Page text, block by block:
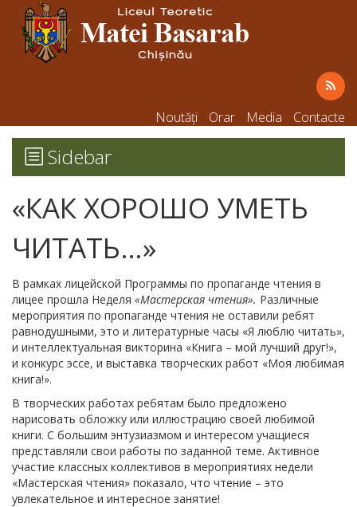
Noutăți Orar Media Contacte
Sidebar
«КАК ХОРОШО УМЕТЬ
ЧИТАТЬ…»
В рамках лицейской Программы по пропаганде чтения в
лицее прошла Неделя «Мастерская чтения». Различные
мероприятия по пропаганде чтения не оставили ребят
равнодушными, это и литературные часы «Я люблю читать»,
и интеллектуальная викторина «Книга – мой лучший друг!»,
и конкурс эссе, и выставка творческих работ «Моя любимая
книга!».
В творческих работах ребятам было предложено
нарисовать обложку или иллюстрацию своей любимой
книги. С большим энтузиазмом и интересом учащиеся
представляли свои работы по заданной теме. Активное
участие классных коллективов в мероприятиях недели
«Мастерская чтения» показало, что чтение – это
увлекательное и интересное занятие!